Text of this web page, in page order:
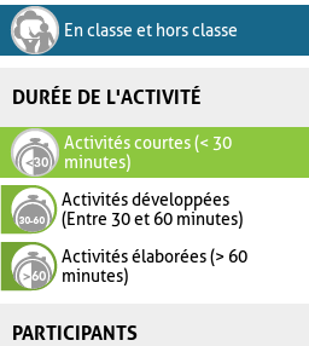
En classe et hors classe
DURÉE DE L'ACTIVITÉ
Activités courtes (< 30
minutes)
Activités développées
(Entre 30 et 60 minutes)
Activités élaborées (> 60
minutes)
PARTICIPANTS